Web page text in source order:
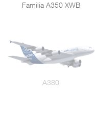
Familia A350 XWB
A380